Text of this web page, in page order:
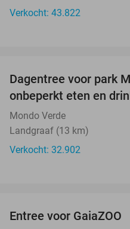
Verkocht: 43.822
Dagentree voor park
onbeperkt eten en
Mondo Verde
Landgraaf (13 km)
Verkocht: 32.902
Entree voor GaiaZOO